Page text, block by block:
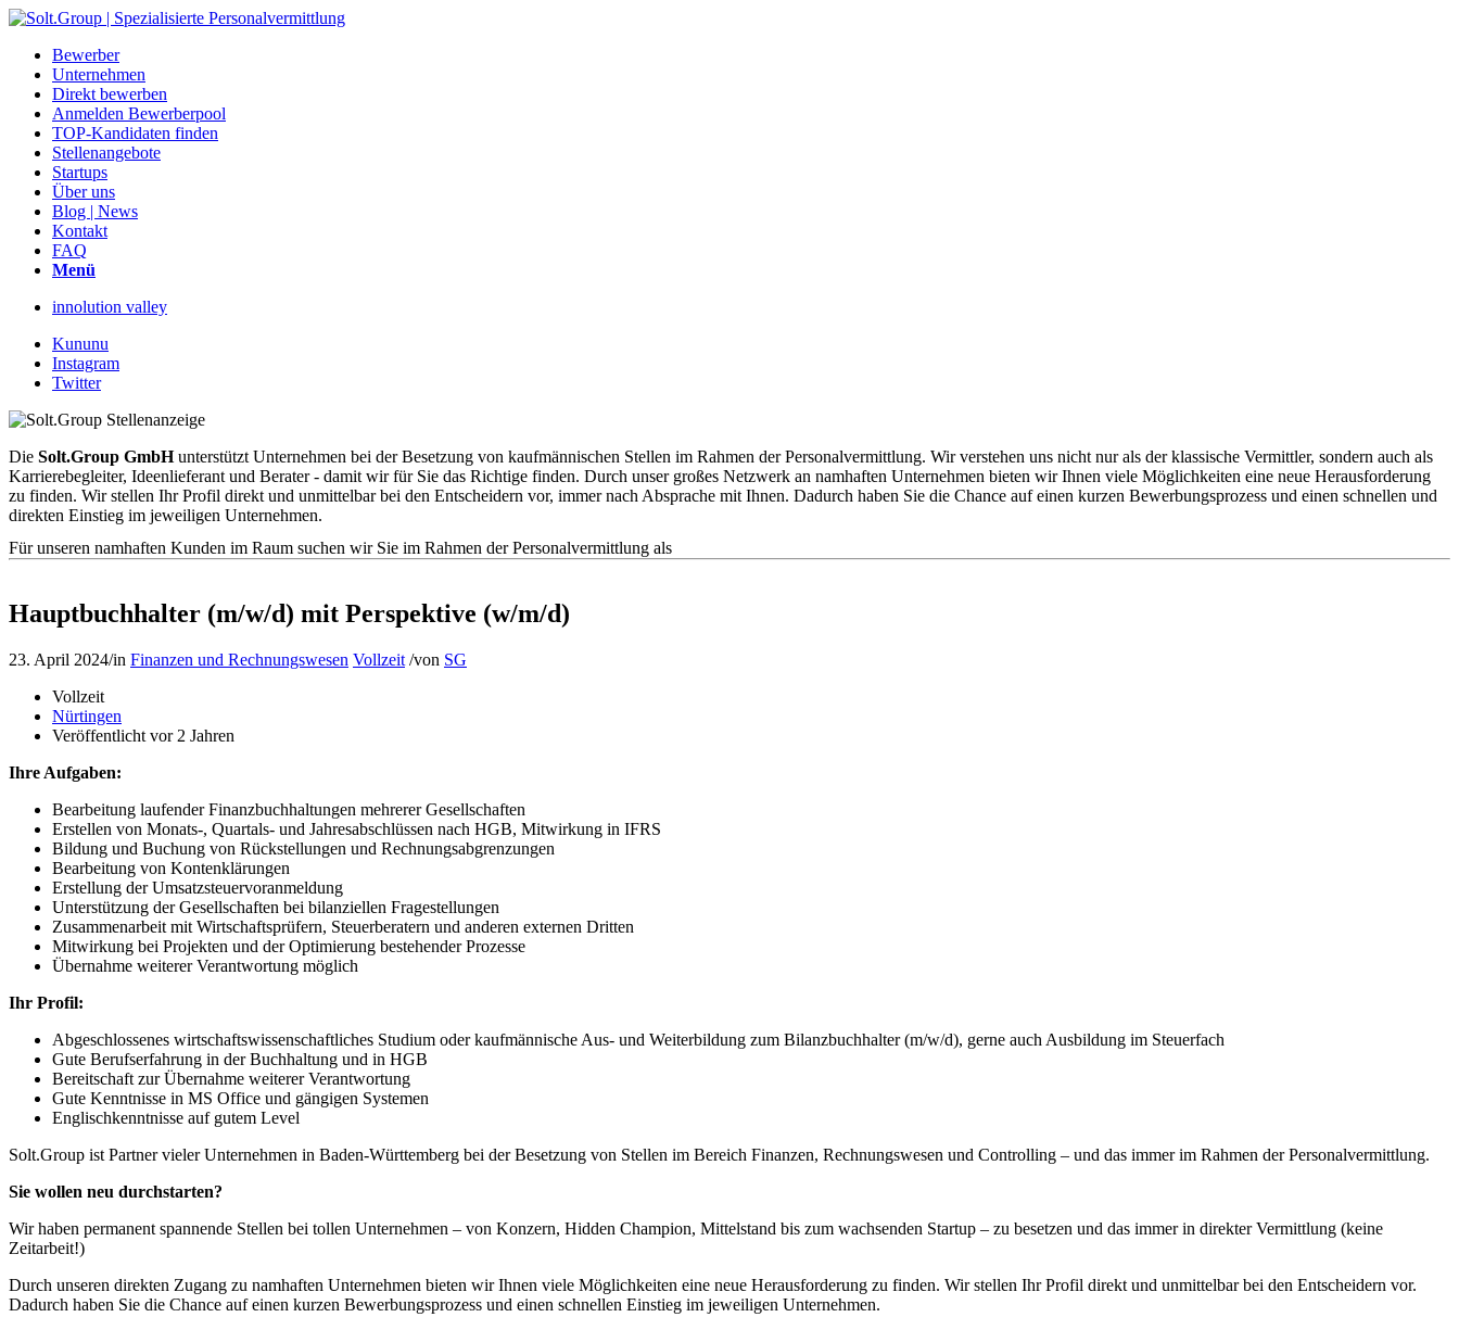
Bewerber
Unternehmen
Direkt bewerben
Anmelden Bewerberpool
TOP-Kandidaten finden
Stellenangebote
Startups
Über uns
Blog | News
Kontakt
FAQ
Menü
innolution valley
Kununu
Instagram
Twitter
Die Solt.Group GmbHunterstützt Unternehmen bei der Besetzung von kaufmännischen Stellen im Rahmen der Personalvermittlung. Wir verstehen uns nicht nur als der klassische Vermittler, sondern auch als
Karrierebegleiter, Ideenlieferant und Berater - damit wir für Sie das Richtige finden. Durch unser großes Netzwerk an namhaften Unternehmen bieten wir Ihnen viele Möglichkeiten eine neue Herausforderung
zu finden. Wir stellen Ihr Profil direkt und unmittelbar bei den Entscheidern vor, immer nach Absprache mit Ihnen. Dadurch haben Sie die Chance auf einen kurzen Bewerbungsprozess und einen schnellen und
direkten Einstieg im jeweiligen Unternehmen.
Für unseren namhaften Kunden im Raum suchen wir Sie im Rahmen der Personalvermittlung als
Hauptbuchhalter (m/w/d) mit Perspektive (w/m/d)
23. April 2024/in Finanzen und Rechnungswesen Vollzeit /von SG
Vollzeit
Nürtingen
Veröffentlicht vor 2 Jahren
Ihre Aufgaben:
Bearbeitung laufender Finanzbuchhaltungen mehrerer Gesellschaften
Erstellen von Monats-, Quartals- und Jahresabschlüssen nach HGB, Mitwirkung in IFRS
Bildung und Buchung von Rückstellungen und Rechnungsabgrenzungen
Bearbeitung von Kontenklärungen
Erstellung der Umsatzsteuervoranmeldung
Unterstützung der Gesellschaften bei bilanziellen Fragestellungen
Zusammenarbeit mit Wirtschaftsprüfern, Steuerberatern und anderen externen Dritten
Mitwirkung bei Projekten und der Optimierung bestehender Prozesse
Übernahme weiterer Verantwortung möglich
Ihr Profil:
Abgeschlossenes wirtschaftswissenschaftliches Studium oder kaufmännische Aus- und Weiterbildung zum Bilanzbuchhalter (m/w/d), gerne auch Ausbildung im Steuerfach
Gute Berufserfahrung in der Buchhaltung und in HGB
Bereitschaft zur Übernahme weiterer Verantwortung
Gute Kenntnisse in MS Office und gängigen Systemen
Englischkenntnisse auf gutem Level
Solt.Group ist Partner vieler Unternehmen in Baden-Württemberg bei der Besetzung von Stellen im Bereich Finanzen, Rechnungswesen und Controlling – und das immer im Rahmen der Personalvermittlung.
Sie wollen neu durchstarten?
Wir haben permanent spannende Stellen bei tollen Unternehmen – von Konzern, Hidden Champion, Mittelstand bis zum wachsenden Startup – zu besetzen und das immer in direkter Vermittlung (keine
Zeitarbeit!)
Durch unseren direkten Zugang zu namhaften Unternehmen bieten wir Ihnen viele Möglichkeiten eine neue Herausforderung zu finden. Wir stellen Ihr Profil direkt und unmittelbar bei den Entscheidern vor.
Dadurch haben Sie die Chance auf einen kurzen Bewerbungsprozess und einen schnellen Einstieg im jeweiligen Unternehmen.